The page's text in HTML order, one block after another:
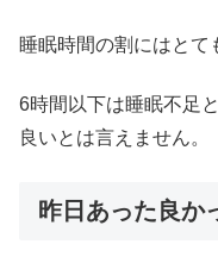
睡眠時間の割にはとて
6時間以下は睡眠不足
良いとは言えません。
昨日あった良か